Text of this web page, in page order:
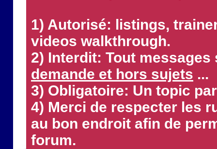
1) Autorisé: listings,
videos walkthrough.
2) Interdit: Tout
demande et hors sujets ...
3) Obligatoire: Un topic
4) Merci de respecter les
au bon endroit afin de
forum.